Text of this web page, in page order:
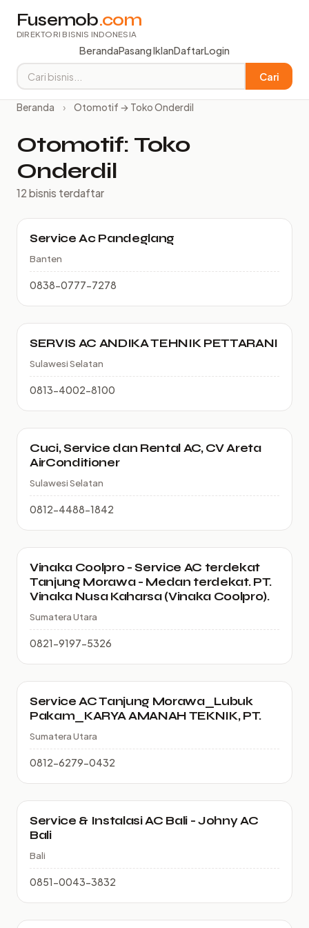
Fusemob.com
DIREKTORI BISNIS INDONESIA
BerandaPasang IklanDaftarLogin
Cari
Beranda › Otomotif → Toko Onderdil
Otomotif: Toko
Onderdil
12 bisnis terdaftar
Service Ac Pandeglang
Banten
0838-0777-7278
SERVIS AC ANDIKA TEHNIK PETTARANI
Sulawesi Selatan
0813-4002-8100
Cuci, Service dan Rental AC, CV Areta
AirConditioner
Sulawesi Selatan
0812-4488-1842
Vinaka Coolpro - Service AC terdekat
Tanjung Morawa - Medan terdekat. PT.
Vinaka Nusa Kaharsa (Vinaka Coolpro).
Sumatera Utara
0821-9197-5326
Service AC Tanjung Morawa_Lubuk
Pakam_KARYA AMANAH TEKNIK, PT.
Sumatera Utara
0812-6279-0432
Service & Instalasi AC Bali - Johny AC
Bali
Bali
0851-0043-3832